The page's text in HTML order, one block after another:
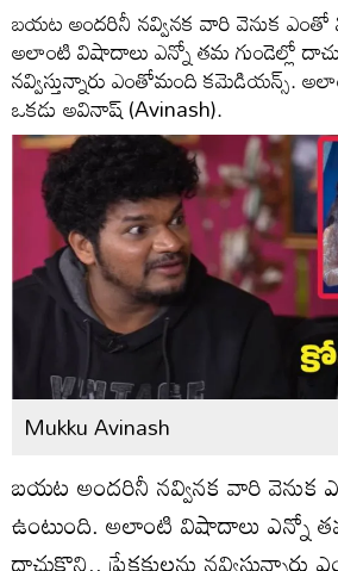
బయట అందరినీ నవ్వినక వారి వెనుక
అలాంటి విషాదాలు ఎన్నో తమ గుండెల్లో
నవ్విస్తున్నారు ఎంతోమంది కమెడియన్స్.
ఒకడు అవినాష్ (Avinash).
Mukku Avinash
బయట అందరినీ నవ్వినక వారి
ఉంటుంది. అలాంటి విషాదాలు ఎన్నో